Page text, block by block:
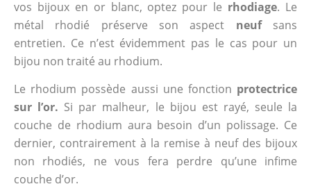
vos bijoux en or blanc, optez pour le rhodiage. Le
métal rhodié préserve son aspect neufsans
entretien. Ce n’est évidemment pas le cas pour un
bijou non traité au rhodium.
Le rhodium possède aussi une fonction protectrice
sur l’or. Si par malheur, le bijou est rayé, seule la
couche de rhodium aura besoin d’un polissage. Ce
dernier, contrairement à la remise à neuf des bijoux
non rhodiés, ne vous fera perdre qu’une infime
couche d’or.